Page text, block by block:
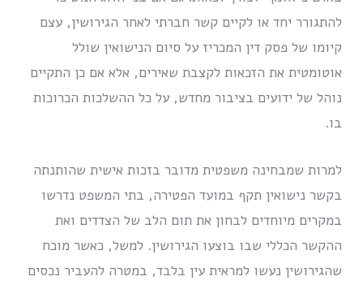
להתגורר יחד או לקיים קשר חברתי לאחר הגירושין, עצם
קיומו של פסק דין המכריז על סיום הנישואין שולל
אוטומטית את הזכאות לקצבת שאירים, אלא אם כן התקיים
נוהל של ידועים בציבור מחדש, על כל ההשלכות הכרוכות
בו.
למרות שמבחינה משפטית מדובר בזכות אישית שהותנתה
בקשר נישואין תקף במועד הפטירה, בתי המשפט נדרשו
במקרים מיוחדים לבחון את תום הלב של הצדדים ואת
ההקשר הכללי שבו בוצעו הגירושין. למשל, כאשר מוכח
שהגירושין נעשו למראית עין בלבד, במטרה להעביר נכסים